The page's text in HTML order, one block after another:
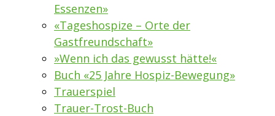
Essenzen»
«Tageshospize – Orte der
Gastfreundschaft»
»Wenn ich das gewusst hätte!«
Buch «25 Jahre Hospiz-Bewegung»
Trauerspiel
Trauer-Trost-Buch